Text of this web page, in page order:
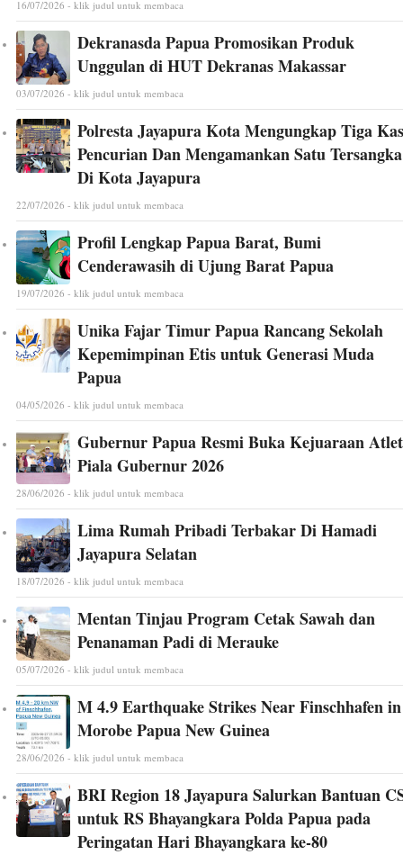
16/07/2026 - klik judul untuk membaca
Dekranasda Papua Promosikan Produk
Unggulan di HUT Dekranas Makassar
03/07/2026 - klik judul untuk membaca
Polresta Jayapura Kota Mengungkap Tiga
Pencurian Dan Mengamankan Satu Tersangka
Di Kota Jayapura
22/07/2026 - klik judul untuk membaca
Profil Lengkap Papua Barat, Bumi
Cenderawasih di Ujung Barat Papua
19/07/2026 - klik judul untuk membaca
Unika Fajar Timur Papua Rancang Sekolah
Kepemimpinan Etis untuk Generasi Muda
Papua
04/05/2026 - klik judul untuk membaca
Gubernur Papua Resmi Buka Kejuaraan
Piala Gubernur 2026
28/06/2026 - klik judul untuk membaca
Lima Rumah Pribadi Terbakar Di Hamadi
Jayapura Selatan
18/07/2026 - klik judul untuk membaca
Mentan Tinjau Program Cetak Sawah dan
Penanaman Padi di Merauke
05/07/2026 - klik judul untuk membaca
M 4.9 Earthquake Strikes Near Finschhafen in
Morobe Papua New Guinea
28/06/2026 - klik judul untuk membaca
BRI Region 18 Jayapura Salurkan Bantuan
untuk RS Bhayangkara Polda Papua pada
Peringatan Hari Bhayangkara ke-80